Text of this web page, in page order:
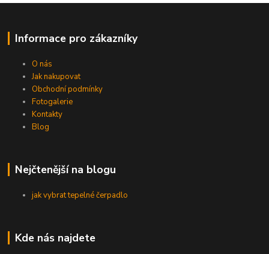
Informace pro zákazníky
O nás
Jak nakupovat
Obchodní podmínky
Fotogalerie
Kontakty
Blog
Nejčtenější na blogu
jak vybrat tepelné čerpadlo
Kde nás najdete